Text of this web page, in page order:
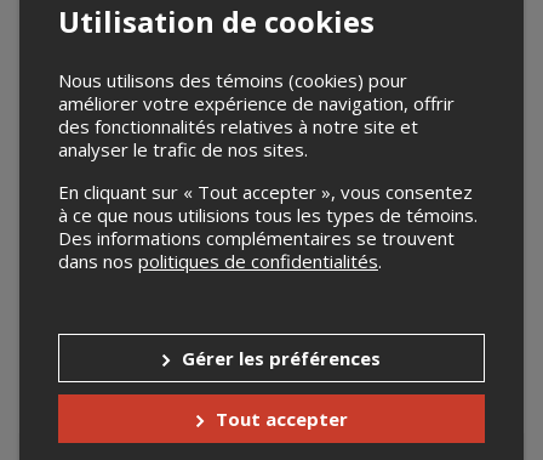
+
Leaflet| ©
Utilisation de cookies
Nous utilisons des témoins (cookies) pour
améliorer votre expérience de navigation, offrir
des fonctionnalités relatives à notre site et
analyser le trafic de nos sites.
En cliquant sur « Tout accepter », vous consentez
à ce que nous utilisions tous les types de témoins.
Des informations complémentaires se trouvent
dans nos politiques de confidentialités.
Gérer les préférences
Tout accepter